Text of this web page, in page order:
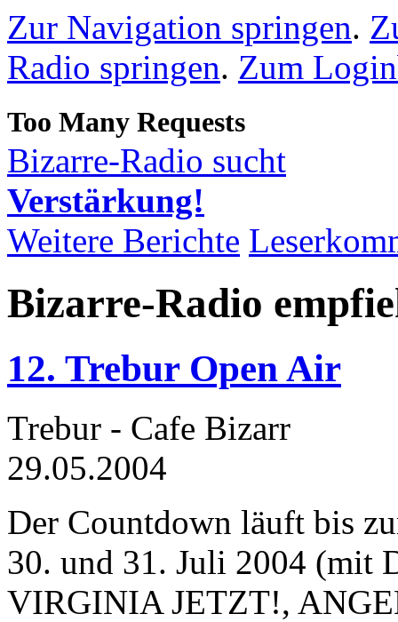
Zur Navigation springen.
Radio springen. Zum
Bizarre-Radio sucht
Verstärkung!
Weitere Berichte
Bizarre-Radio
12. Trebur Open Air
Trebur - Cafe Bizarr
29.05.2004
Der Countdown läuft bis
30. und 31. Juli 2004
VIRGINIA JETZT!,